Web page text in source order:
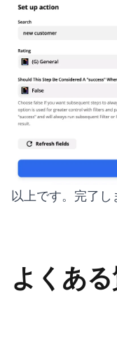
以上です。完了し
よくあ